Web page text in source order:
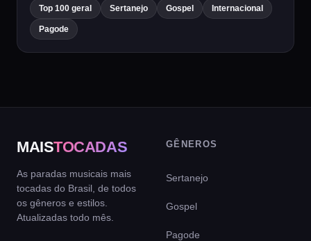
Top 100 geral Sertanejo Gospel Internacional
Pagode
MAISTOCADAS
As paradas musicais mais
tocadas do Brasil, de todos
os gêneros e estilos.
Atualizadas todo mês.
GÊNEROS
Sertanejo
Gospel
Pagode